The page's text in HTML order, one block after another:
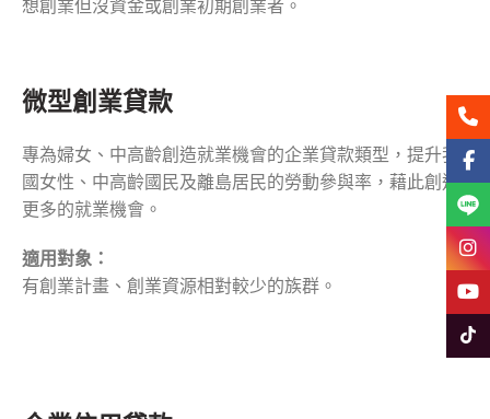
想創業但沒資金或創業初期創業者。
微型創業貸款
專為婦女、中高齡創造就業機會的企業貸款類型，提升我
國女性、中高齡國民及離島居民的勞動參與率，藉此創造
更多的就業機會。
適用對象：
有創業計畫、創業資源相對較少的族群。
聯絡
Line